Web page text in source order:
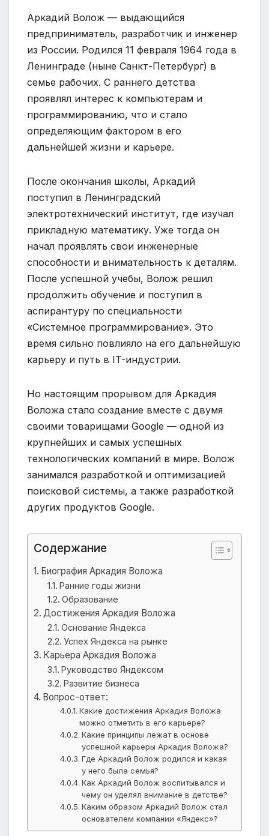
Аркадий Волож — выдающийся
предприниматель, разработчик и инженер
из России. Родился 11 февраля 1964 года в
Ленинграде (ныне Санкт-Петербург) в
семье рабочих. С раннего детства
проявлял интерес к компьютерам и
программированию, что и стало
определяющим фактором в его
дальнейшей жизни и карьере.
После окончания школы, Аркадий
поступил в Ленинградский
электротехнический институт, где изучал
прикладную математику. Уже тогда он
начал проявлять свои инженерные
способности и внимательность к деталям.
После успешной учебы, Волож решил
продолжить обучение и поступил в
аспирантуру по специальности
«Системное программирование». Это
время сильно повлияло на его дальнейшую
карьеру и путь в IT-индустрии.
Но настоящим прорывом для Аркадия
Воложа стало создание вместе с двумя
своими товарищами Google — одной из
крупнейших и самых успешных
технологических компаний в мире. Волож
занимался разработкой и оптимизацией
поисковой системы, а также разработкой
других продуктов Google.
Содержание
Биография Аркадия Воложа
Ранние годы жизни
Образование
Достижения Аркадия Воложа
Основание Яндекса
Успех Яндекса на рынке
Карьера Аркадия Воложа
Руководство Яндексом
Развитие бизнеса
Вопрос-ответ:
Какие достижения Аркадия Воложа
можно отметить в его карьере?
Какие принципы лежат в основе
успешной карьеры Аркадия Воложа?
Где Аркадий Волож родился и какая
у него была семья?
Как Аркадий Волож воспитывался и
чему он уделял внимание в детстве?
Каким образом Аркадий Волож стал
основателем компании «Яндекс»?